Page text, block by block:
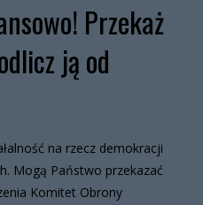
Przekaż
ją od
na rzecz demokracji
Mogą Państwo przekazać
Komitet Obrony